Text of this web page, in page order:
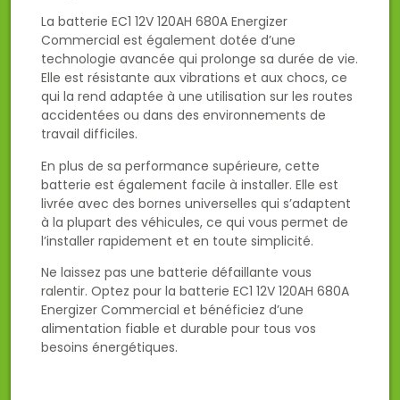
La batterie EC1 12V 120AH 680A Energizer
Commercial est également dotée d’une
technologie avancée qui prolonge sa durée de vie.
Elle est résistante aux vibrations et aux chocs, ce
qui la rend adaptée à une utilisation sur les routes
accidentées ou dans des environnements de
travail difficiles.
En plus de sa performance supérieure, cette
batterie est également facile à installer. Elle est
livrée avec des bornes universelles qui s’adaptent
à la plupart des véhicules, ce qui vous permet de
l’installer rapidement et en toute simplicité.
Ne laissez pas une batterie défaillante vous
ralentir. Optez pour la batterie EC1 12V 120AH 680A
Energizer Commercial et bénéficiez d’une
alimentation fiable et durable pour tous vos
besoins énergétiques.